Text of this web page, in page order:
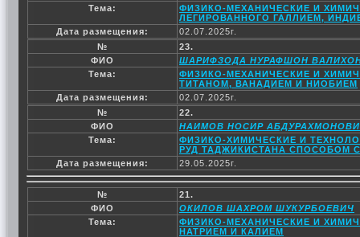
Тема:
ФИЗИКО-МЕХАНИЧЕСКИЕ И
ЛЕГИРОВАННОГО ГАЛЛИЕМ,
Дата размещения:
02.07.2025г.
№
23.
ФИО
ШАРИФЗОДА НУРАФШОН
Тема:
ФИЗИКО-МЕХАНИЧЕСКИЕ И
ТИТАНОМ, ВАНАДИЕМ И НИОБИЕМ
Дата размещения:
02.07.2025г.
№
22.
ФИО
НАИМОВ НОСИР
Тема:
ФИЗИКО-ХИМИЧЕСКИЕ И
РУД ТАДЖИКИСТАНА СПОСОБОМ
Дата размещения:
29.05.2025г.
№
21.
ФИО
ОКИЛОВ ШАХРОМ ШУКУРБОЕВИЧ
Тема:
ФИЗИКО-МЕХАНИЧЕСКИЕ И
НАТРИЕМ И КАЛИЕМ